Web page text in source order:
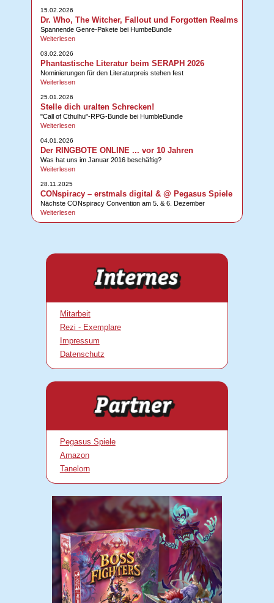
15.02.2026
Dr. Who, The Witcher, Fallout und Forgotten Realms
Spannende Genre-Pakete bei HumbeBundle
Weiterlesen
03.02.2026
Phantastische Literatur beim SERAPH 2026
Nominierungen für den Literaturpreis stehen fest
Weiterlesen
25.01.2026
Stelle dich uralten Schrecken!
"Call of Cthulhu"-RPG-Bundle bei HumbleBundle
Weiterlesen
04.01.2026
Der RINGBOTE ONLINE ... vor 10 Jahren
Was hat uns im Januar 2016 beschäftig?
Weiterlesen
28.11.2025
CONspiracy – erstmals digital & @ Pegasus Spiele
Nächste CONspiracy Convention am 5. & 6. Dezember
Weiterlesen
Mitarbeit
Rezi - Exemplare
Impressum
Datenschutz
Pegasus Spiele
Amazon
Tanelorn